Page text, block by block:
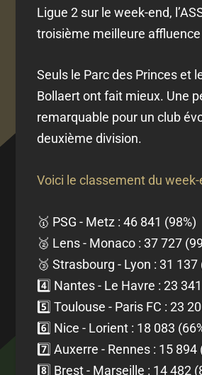
Ligue 2 sur le week-end,
troisième meilleure
Seuls le Parc des Princes et
Bollaert ont fait mieux. Une
remarquable pour un club
deuxième division.
Voici le classement du week-
🥇 PSG - Metz : 46 841 (98%)
🥈 Lens - Monaco : 37 727
🥉 Strasbourg - Lyon : 31 137
4️⃣ Nantes - Le Havre : 23
5️⃣ Toulouse - Paris FC : 23
6️⃣ Nice - Lorient : 18 083
7️⃣ Auxerre - Rennes : 15 894
8️⃣ Brest - Marseille : 14 482